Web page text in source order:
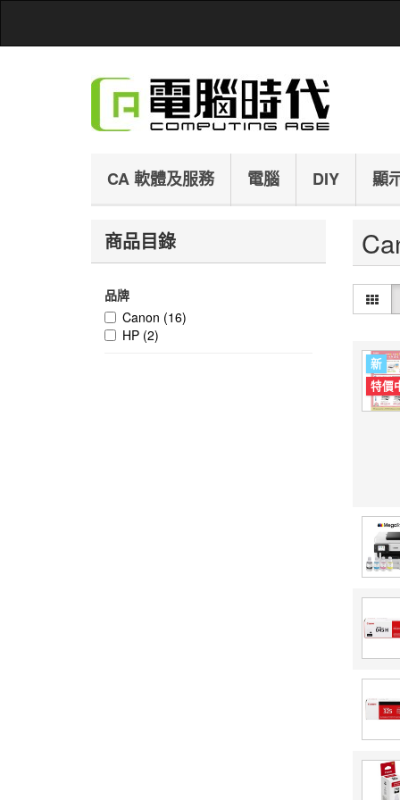
CA 軟體及服務 電腦 DIY 顯
商品目錄
品牌
Canon (16)
HP (2)
新
特價